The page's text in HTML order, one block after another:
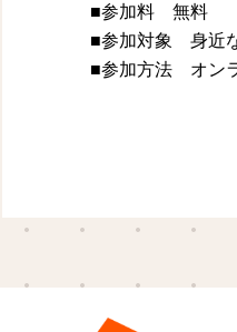
■参加料 無料
■参加対象 身近
■参加方法 オン